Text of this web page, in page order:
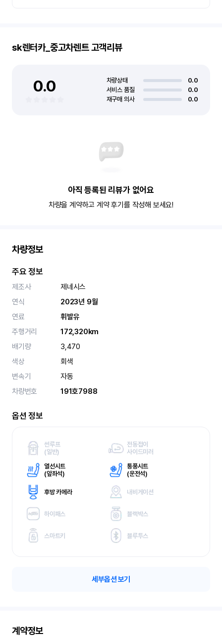
sk렌터카_중고차렌트고객리뷰
0.0 차량상태
0.0
서비스 품질
0.0
재구매 의사
0.0
아직 등록된 리뷰가 없어요
차량을 계약하고 계약 후기를 작성해 보세요!
차량정보
주요 정보
제조사
제네시스
연식
2023년 9월
연료
휘발유
주행거리
172,320km
배기량
3,470
색상
회색
변속기
자동
차량번호
191호7988
옵션 정보
썬루프
(일반)
전동접이
사이드미러
열선시트
(앞좌석)
통풍시트
(운전석)
후방 카메라 내비게이션
하이패스 블랙박스
스마트키 블루투스
세부옵션 보기
계약정보